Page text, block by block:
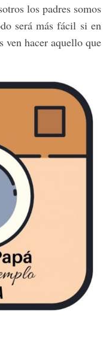
los padres somos
será más fácil si en
ven hacer aquello que